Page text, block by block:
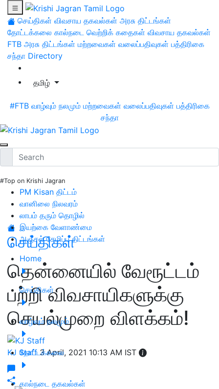
செய்திகள் விவசாய தகவல்கள் அரசு திட்டங்கள்
தோட்டக்கலை கால்நடை வெற்றிக் கதைகள் விவசாய தகவல்கள்
FTB அரசு திட்டங்கள் மற்றவைகள் வலைப்பதிவுகள் பத்திரிகை
சந்தா Directory
தமிழ்
#FTB வாழ்வும் நலமும் மற்றவைகள் வலைப்பதிவுகள் பத்திரிகை
சந்தா
#Top on Krishi Jagran
PM Kisan திட்டம்
வானிலை நிலவரம்
லாபம் தரும் தொழில்
இயற்கை வேளாண்மை
அஞ்சல் சேமிப்பு திட்டங்கள்
Home
செய்திகள்
வாழ்வும் நலமும்
தோட்டக்கலை
கால்நடை தகவல்கள்
செய்திகள்
தென்னையில் வேரூட்டம்
பற்றி விவசாயிகளுக்கு
செயல்முறை விளக்கம்!
KJ Staff 3 April, 2021 10:13 AM IST